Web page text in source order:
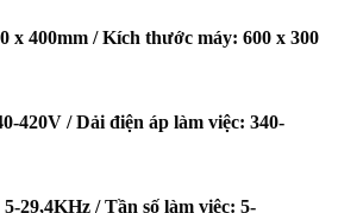
x 400mm / Kích thước máy: 600 x 300
420V / Dải điện áp làm việc: 340-
29,4KHz / Tần số làm việc: 5-